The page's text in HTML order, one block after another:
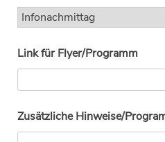
Link für Flyer/Programm
Zusätzliche Hinweise/